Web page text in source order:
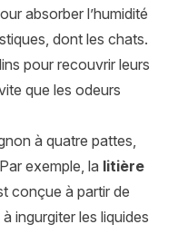
absorber l’humidité
dont les chats.
pour recouvrir leurs
que les odeurs
à quatre pattes,
exemple, la litière
conçue à partir de
ingurgiter les liquides